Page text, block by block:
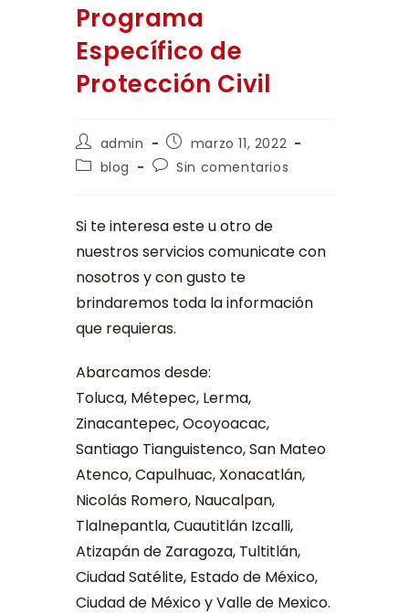
Programa
Específico de
Protección Civil
admin
marzo 11, 2022
blog
Sin comentarios
Si te interesa este u otro de
nuestros servicios comunicate con
nosotros y con gusto te
brindaremos toda la información
que requieras.
Abarcamos desde:
Toluca, Métepec, Lerma,
Zinacantepec, Ocoyoacac,
Santiago Tianguistenco, San Mateo
Atenco, Capulhuac, Xonacatlán,
Nicolás Romero, Naucalpan,
Tlalnepantla, Cuautitlán Izcalli,
Atizapán de Zaragoza, Tultitlán,
Ciudad Satélite, Estado de México,
Ciudad de México y Valle de Mexico.